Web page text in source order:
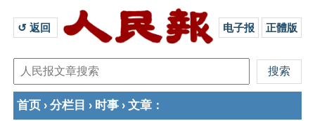
↺ 返回 电子报 正體版
首页 › 分栏目 › 时事 › 文章 ：